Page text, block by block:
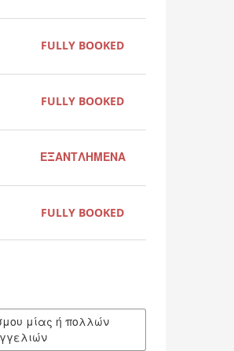
FULLY BOOKED
FULLY BOOKED
ΕΞΑΝΤΛΗΜΕΝΑ
FULLY BOOKED
μίας ή πολλών